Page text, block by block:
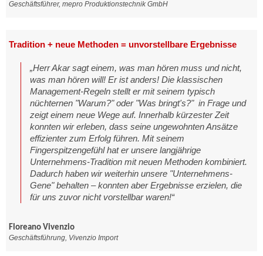
Geschäftsführer, mepro Produktionstechnik GmbH
Tradition + neue Methoden = unvorstellbare Ergebnisse
„Herr Akar sagt einem, was man hören muss und nicht,
was man hören will! Er ist anders! Die klassischen
Management-Regeln stellt er mit seinem typisch
nüchternen "Warum?" oder "Was bringt's?" in Frage und
zeigt einem neue Wege auf. Innerhalb kürzester Zeit
konnten wir erleben, dass seine ungewohnten Ansätze
effizienter zum Erfolg führen. Mit seinem
Fingerspitzengefühl hat er unsere langjährige
Unternehmens-Tradition mit neuen Methoden kombiniert.
Dadurch haben wir weiterhin unsere "Unternehmens-
Gene" behalten – konnten aber Ergebnisse erzielen, die
für uns zuvor nicht vorstellbar waren!“
Floreano Vivenzio
Geschäftsführung, Vivenzio Import